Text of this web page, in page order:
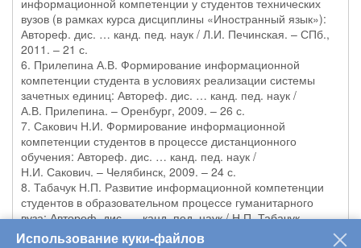
информационной компетенции у студентов технических
вузов (в рамках курса дисциплины «Иностранный язык»):
Автореф. дис. … канд. пед. наук / Л.И. Печинская. – СПб.,
2011. – 21 с.
6. Прилепина А.В. Формирование информационной
компетенции студента в условиях реализации системы
зачетных единиц: Автореф. дис. … канд. пед. наук /
А.В. Прилепина. – Оренбург, 2009. – 26 с.
7. Сакович Н.И. Формирование информационной
компетенции студентов в процессе дистанционного
обучения: Автореф. дис. … канд. пед. наук /
Н.И. Сакович. – Челябинск, 2009. – 24 с.
8. Табачук Н.П. Развитие информационной компетенции
студентов в образовательном процессе гуманитарного
вуза: Автореф. дис. … канд. пед. наук / Н.П. Табачук. –
Хабаровск, 2009. – 24 с.
Использование куки-файлов